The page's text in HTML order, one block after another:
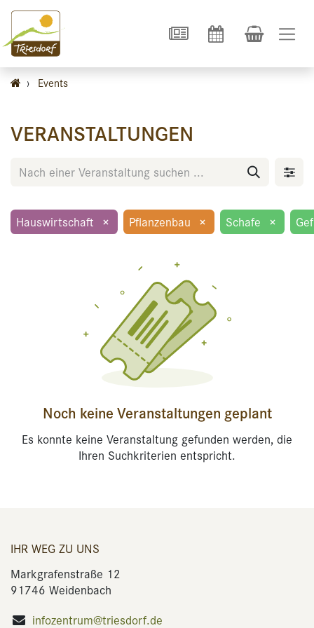
› Events
VERANSTALTUNGEN
Hauswirtschaft × Pflanzenbau × Schafe ×
Noch keine Veranstaltungen geplant
Es konnte keine Veranstaltung gefunden werden, die
Ihren Suchkriterien entspricht.
IHR WEG ZU UNS
Markgrafenstraße 12
91746 Weidenbach
infozentrum@triesdorf.de